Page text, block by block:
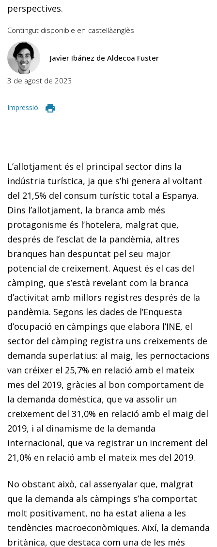
perspectives.
Contingut disponible en castellàanglès
Javier Ibáñez de Aldecoa Fuster
3 de agost de 2023
Impressió
L’allotjament és el principal sector dins la
indústria turística, ja que s’hi genera al voltant
del 21,5% del consum turístic total a Espanya.
Dins l’allotjament, la branca amb més
protagonisme és l’hotelera, malgrat que,
després de l’esclat de la pandèmia, altres
branques han despuntat pel seu major
potencial de creixement. Aquest és el cas del
càmping, que s’està revelant com la branca
d’activitat amb millors registres després de la
pandèmia. Segons les dades de l’Enquesta
d’ocupació en càmpings que elabora l’INE, el
sector del càmping registra uns creixements de
demanda superlatius: al maig, les pernoctacions
van créixer el 25,7% en relació amb el mateix
mes del 2019, gràcies al bon comportament de
la demanda domèstica, que va assolir un
creixement del 31,0% en relació amb el maig del
2019, i al dinamisme de la demanda
internacional, que va registrar un increment del
21,0% en relació amb el mateix mes del 2019.
No obstant això, cal assenyalar que, malgrat
que la demanda als càmpings s’ha comportat
molt positivament, no ha estat aliena a les
tendències macroeconòmiques. Així, la demanda
britànica, que destaca com una de les més